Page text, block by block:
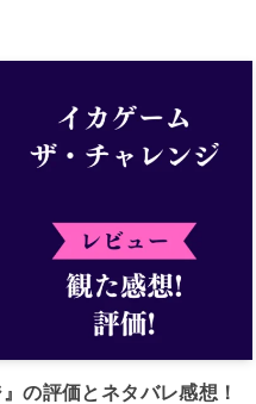
の評価とネタバレ感想！